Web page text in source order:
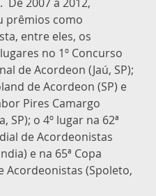
De 2007 a 2012,
prêmios como
entre eles, os
no 1º Concurso
de Acordeon (Jaú, SP);
de Acordeon (SP) e
Pires Camargo
SP); o 4º lugar na 62ª
de Acordeonistas
e na 65ª Copa
Acordeonistas (Spoleto,